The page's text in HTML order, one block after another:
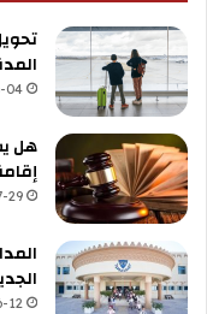
04
هل
29
12